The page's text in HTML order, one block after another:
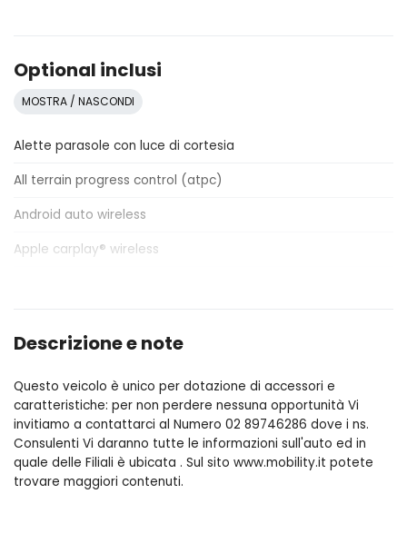
Optional inclusi
MOSTRA / NASCONDI
Alette parasole con luce di cortesia
All terrain progress control (atpc)
Android auto wireless
Apple carplay® wireless
Cambio automatico a 9 rapporti
Cerchi in lega da 18 a 5 razze doppie con rifinitura gloss
sparkle silver style 5074
Cerchi in lega da 20 a 5 razze doppie con rifinitura gloss
black style 5089
Climatizzatore a 2 zone con bocchette posteriori
Descrizione e note
Questo veicolo è unico per dotazione di accessori e
caratteristiche: per non perdere nessuna opportunità Vi
invitiamo a contattarci al Numero 02 89746286 dove i ns.
Consulenti Vi daranno tutte le informazioni sull'auto ed in
quale delle Filiali è ubicata . Sul sito www.mobility.it potete
trovare maggiori contenuti.